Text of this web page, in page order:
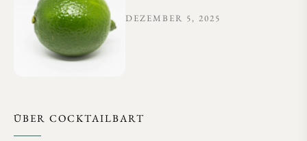
DEZEMBER 5, 2025
ÜBER COCKTAILBART